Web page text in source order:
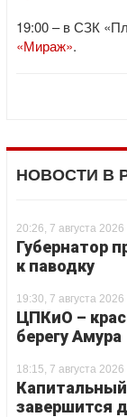
19:00 – в СЗК
«Мираж».
НОВОСТИ В
20:26, 7 августа 2026
Губернатор
к паводку
19:30, 7 августа 2026
ЦПКиО –
берегу Амура
18:15, 7 августа 2026
завершится